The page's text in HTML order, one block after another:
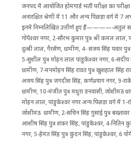
जनपद में आयोजित होमगार्ड भर्ती परीक्षा का
अनारक्षित श्रेणी में 11 और अन्य पिछड़ा वर्ग में 7
इनमें निम्नलिखित उत्तीर्ण हुए हैं————-अतुल
गोपेश्वर नगर, 2-सौरभ कुमार पुत्र श्री कमल
दुल्बी लाल, गैरसेंण, ग्रामीण, 4- संजय सिंह पंवार
5-सुशील पुत्र मोहन लाल पांडुकेश्वर नगर, 6-
ग्रामीण, 7-मनमोहन सिंह रावत पुत्र खुशहाल सिंह
अजय सिंह पुत्र जगदीश सिंह, कर्णप्रयाग नगर, 9-
ग्रामीण, 10-मंजीत पुत्र मथुरा डनवासी, जोशीमठ
मोहन लाल, पांडुकेश्वर नगर अन्य पिछड़ा वर्ग में 1-
जोशीमठ ग्रामीण, 2-सचिन सिंह गुसांई पुत्र बख्तावर
आशीष सिंह पुत्र शंकर सिंह, पांडुकेश्वर, 4-नितिन
नगर, 5-हेमंत सिंह पुत्र कुंदन सिंह, पांडुकेश्वर, 6